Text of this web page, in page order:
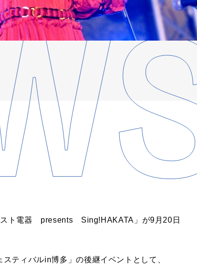
スト電器 presents Sing!HAKATA」が9月20日
ティバルin博多」の後継イベントとして、